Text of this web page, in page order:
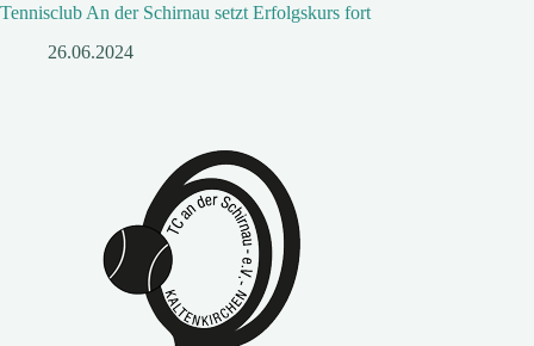
Tennisclub An der Schirnau setzt Erfolgskurs fort
26.06.2024